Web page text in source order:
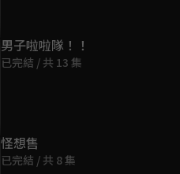
男子啦啦隊！！
已完結 / 共 13 集
怪想售
已完結 / 共 8 集